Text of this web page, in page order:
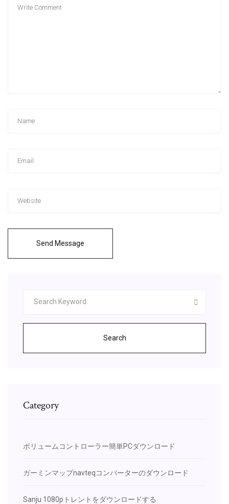
Send Message
Search
Category
ボリュームコントローラー簡単PCダウンロード
ガーミンマップnavteqコンバーターのダウンロード
Sanju 1080pトレントをダウンロードする